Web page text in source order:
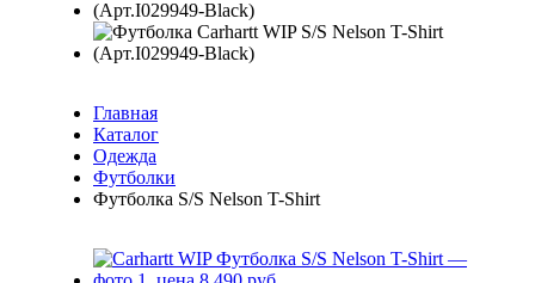
Главная
Каталог
Одежда
Футболки
Футболка S/S Nelson T-Shirt